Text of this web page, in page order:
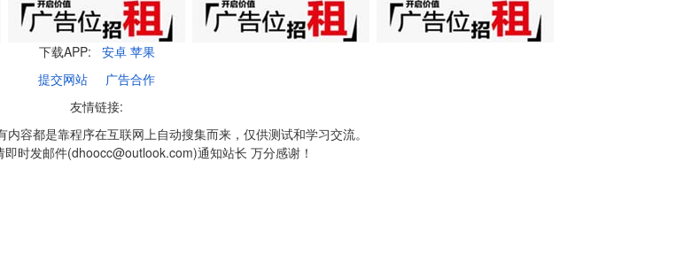
下载APP: 安卓 苹果
提交网站
广告合作
友情链接:
容都是靠程序在互联网上自动搜集而来，仅供测试和学习交流。
时发邮件(dhoocc@outlook.com)通知站长 万分感谢！